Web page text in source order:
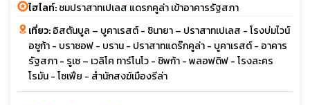
ไฮไลท์:ชมปราสาทเปเลส แดรกคูล่า เข้าอาคารรัฐสภา
เที่ยว:อิสตันบูล – บูคาเรสต์ - ซินายา – ปราสาทเปเลส - โรงบ่มไวน์
อซูก้า - บราซอฟ - บราน - ปราสาทแดร๊กคูล่า - บูคาเรสต์ - อาคาร
รัฐสภา - รูเซ – เวลิโค ทาร์โนโว - ชิพก้า - พลอฟดิฟ - โรงละคร
โรมัน - โซเฟีย - สำนักสงฆ์เมืองรีล่า